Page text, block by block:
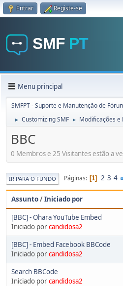
Entrar Registe-se
Menu principal
SMFPT - Suporte e Manutenção de
► Customizing SMF ► Modificações e
BBC
0 Membros e 25 Visitantes estão a
IR PARA O FUNDO Páginas 1 2 3 4
Assunto/Iniciado por
[BBC] - Ohara YouTube Embed
Iniciado porcandidosa2
[BBC] - Embed Facebook BBCode
Iniciado porcandidosa2
Search BBCode
Iniciado porcandidosa2